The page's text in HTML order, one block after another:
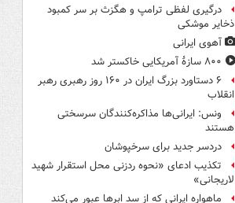
درگیری لفظی ترامپ و هگزث بر سر کمبود
ذخایر موشکی
آهوی ایرانی
۸۰۰ سازۀ آمریکایی خاکستر شد
۶ دستاورد بزرگ ایران در ۱۶۰ روز رهبری رهبر
انقلاب
ونس: ایرانی‌ها مذاکره‌کنندگان سرسختی
هستند
دردسر جدید برای سرخپوشان
تکذیب ادعای «نحوه ردزنی محل استقرار شهید
لاریجانی»
ماهواره ایرانی که از سد ابرها عبور می‌کند